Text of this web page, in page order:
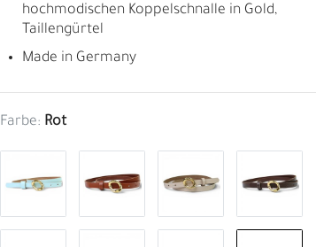
hochmodischen Koppelschnalle in Gold,
Taillengürtel
Made in Germany
Farbe: Rot